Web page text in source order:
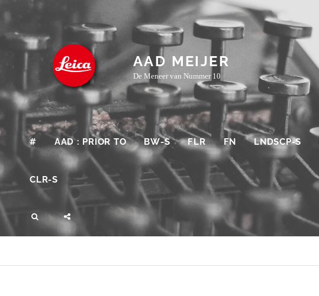
content
AAD MEIJER
De Meneer van Nummer 10
# AAD : PRIOR TO BW-S FLR FN LNDSCP-S
CLR-S
SEARCH